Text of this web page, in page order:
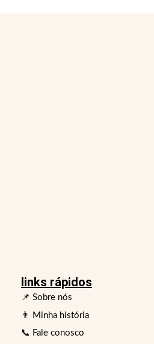
links rápidos
📌 Sobre nós
👨 Minha história
📞 Fale conosco